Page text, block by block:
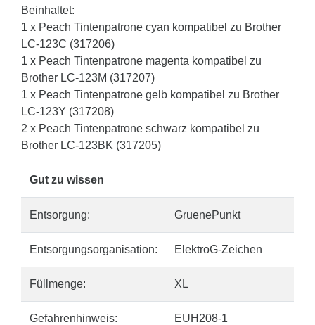
Beinhaltet:
1 x Peach Tintenpatrone cyan kompatibel zu Brother
LC-123C (317206)
1 x Peach Tintenpatrone magenta kompatibel zu
Brother LC-123M (317207)
1 x Peach Tintenpatrone gelb kompatibel zu Brother
LC-123Y (317208)
2 x Peach Tintenpatrone schwarz kompatibel zu
Brother LC-123BK (317205)
Gut zu wissen
Entsorgung: GruenePunkt
Entsorgungsorganisation: ElektroG-Zeichen
Füllmenge: XL
Gefahrenhinweis: EUH208-1